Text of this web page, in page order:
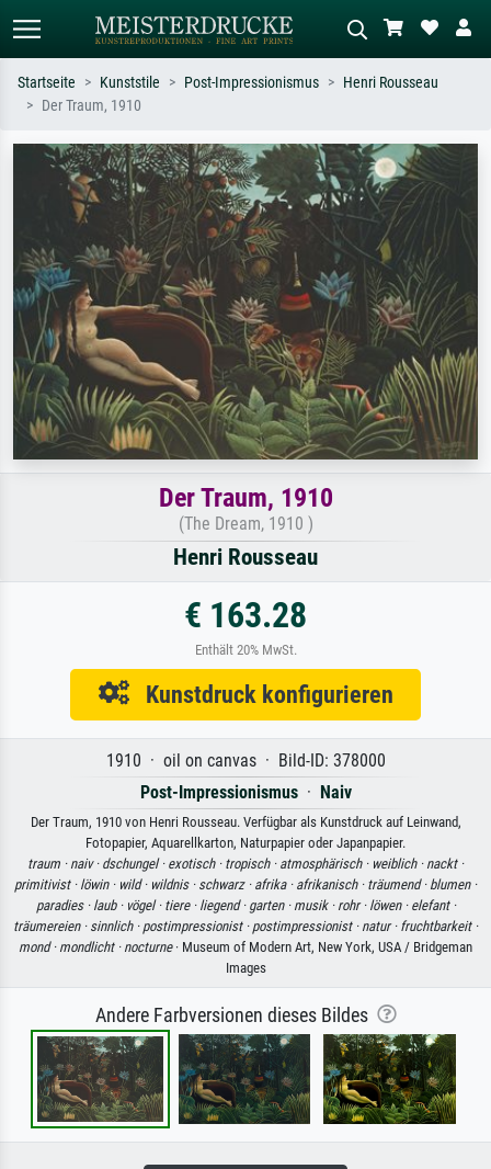
Suchen Sie nach Künstlern, Werktiteln
oder Stilen – z.B. Monet,
Sternennacht, Impressionismus, Welle
Hokusai, Akt.
Beschreiben Sie die Szene – z.B. Grüne
Wiese, Abstrakt mit viel Rot, Dunkles
Ölgemälde, Stehender Akt neben einem
Baum.
Startseite Kunststile Post-Impressionismus
Henri Rousseau
Der Traum, 1910
Der Traum, 1910
(The Dream, 1910 )
Henri Rousseau
€ 163.28
Enthält 20% MwSt.
Kunstdruck konfigurieren
1910 · oil on canvas · Bild-ID: 378000
Post-Impressionismus· Naiv
Der Traum, 1910 von Henri Rousseau. Verfügbar als Kunstdruck auf Leinwand,
Fotopapier, Aquarellkarton, Naturpapier oder Japanpapier.
traum · naiv · dschungel · exotisch · tropisch · atmosphärisch · weiblich · nackt ·
primitivist · löwin · wild · wildnis · schwarz · afrika · afrikanisch · träumend · blumen ·
paradies · laub · vögel · tiere · liegend · garten · musik · rohr · löwen · elefant ·
träumereien · sinnlich · postimpressionist · postimpressionist · natur · fruchtbarkeit ·
mond · mondlicht · nocturne· Museum of Modern Art, New York, USA / Bridgeman
Images
Andere Farbversionen dieses Bildes